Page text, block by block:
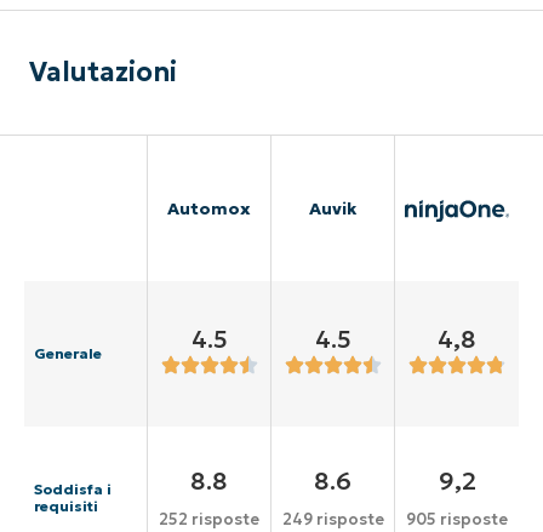
Valutazioni
Automox Auvik
Generale 4.5 4.5 4,8
Soddisfa i
requisiti
8.8
252 risposte
8.6
249 risposte
9,2
905 risposte